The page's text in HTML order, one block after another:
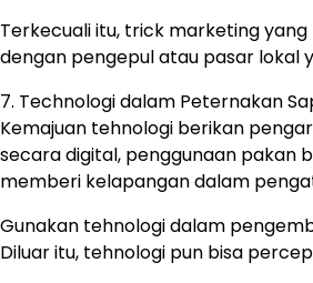
Terkecuali itu, trick marketing
dengan pengepul atau pasar lokal
7. Technologi dalam Peternakan
Kemajuan tehnologi berikan
secara digital, penggunaan pakan
memberi kelapangan dalam
Gunakan tehnologi dalam
Diluar itu, tehnologi pun bisa